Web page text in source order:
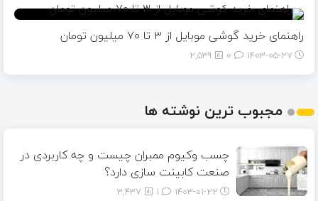
راهنمای خرید گوشی موبایل از ٣ تا ۷۰ میلیون تومان
۱۴۰۳-۰۵-۲۷ 2,539
مجبوب ترین نوشته ها
چسب وکیوم ممبران چیست و چه کاربردی در
صنعت کابینت سازی دارد؟
۱۴۰۳-۰۱-۲۲ 3,437